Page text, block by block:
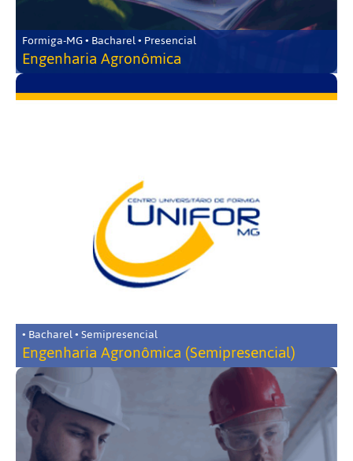
Formiga-MG • Bacharel • Presencial
Engenharia Agronômica
• Bacharel • Semipresencial
Engenharia Agronômica (Semipresencial)